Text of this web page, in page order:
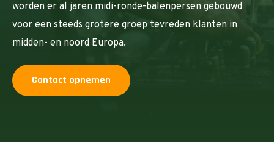
worden er al jaren midi-ronde-balenpersen gebouwd
voor een steeds grotere groep tevreden klanten in
midden- en noord Europa.
Contact opnemen